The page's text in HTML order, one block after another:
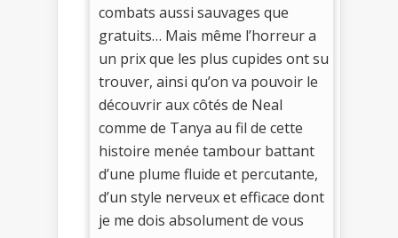
combats aussi sauvages que
gratuits… Mais même l’horreur a
un prix que les plus cupides ont su
trouver, ainsi qu’on va pouvoir le
découvrir aux côtés de Neal
comme de Tanya au fil de cette
histoire menée tambour battant
d’une plume fluide et percutante,
d’un style nerveux et efficace dont
je me dois absolument de vous